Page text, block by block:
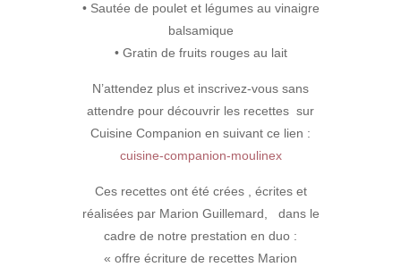
• Sautée de poulet et légumes au vinaigre
balsamique
• Gratin de fruits rouges au lait
N’attendez plus et inscrivez-vous sans
attendre pour découvrir les recettes sur
Cuisine Companion en suivant ce lien :
cuisine-companion-moulinex
Ces recettes ont été crées , écrites et
réalisées par Marion Guillemard, dans le
cadre de notre prestation en duo :
« offre écriture de recettes Marion